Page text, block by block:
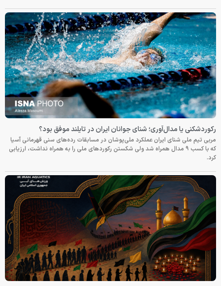
رکوردشکنی یا مدال‌آوری؛ شنای جوانان ایران در تایلند موفق بود؟
مربی تیم ملی شنای ایران عملکرد ملی‌پوشان در مسابقات رده‌های سنی قهرمانی آسیا
که با کسب ۹ مدال همراه شد ولی شکستن رکوردهای ملی را به همراه نداشت، ارزیابی
کرد.